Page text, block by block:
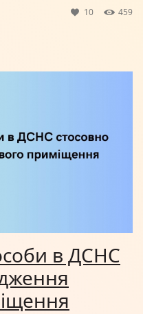
10 459
в ДСНС